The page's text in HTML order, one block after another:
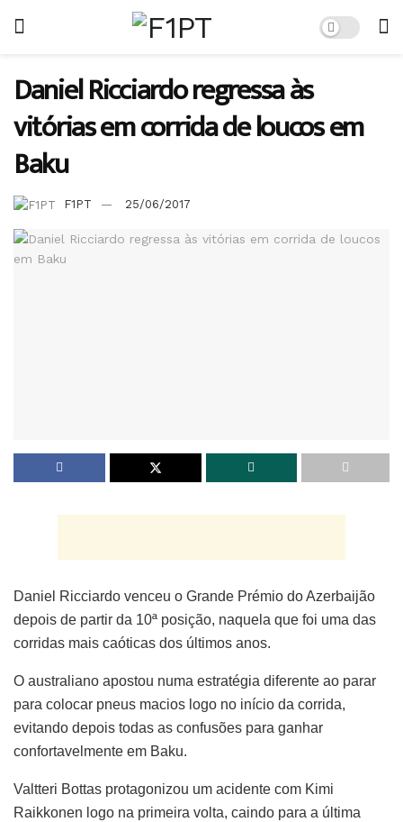
Daniel Ricciardo regressa às
vitórias em corrida de loucos em
Baku
F1PT 25/06/2017
Daniel Ricciardo venceu o Grande Prémio do Azerbaijão
depois de partir da 10ª posição, naquela que foi uma das
corridas mais caóticas dos últimos anos.
O australiano apostou numa estratégia diferente ao parar
para colocar pneus macios logo no início da corrida,
evitando depois todas as confusões para ganhar
confortavelmente em Baku.
Valtteri Bottas protagonizou um acidente com Kimi
Raikkonen logo na primeira volta, caindo para a última